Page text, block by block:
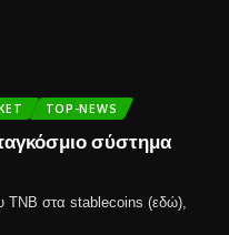
TOP-NEWS
σύστημα
ΤΝΒ στα stablecoins (εδώ),